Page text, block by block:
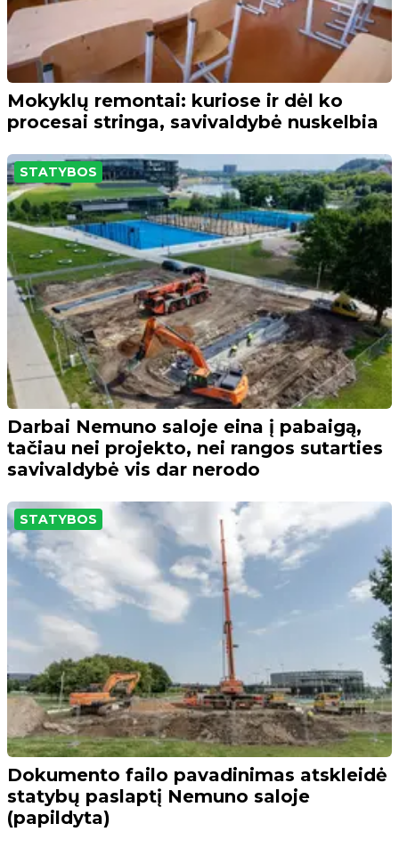
Mokyklų remontai: kuriose ir dėl ko
procesai stringa, savivaldybė nuskelbia
STATYBOS
Darbai Nemuno saloje eina į pabaigą,
tačiau nei projekto, nei rangos sutarties
savivaldybė vis dar nerodo
STATYBOS
Dokumento failo pavadinimas atskleidė
statybų paslaptį Nemuno saloje
(papildyta)